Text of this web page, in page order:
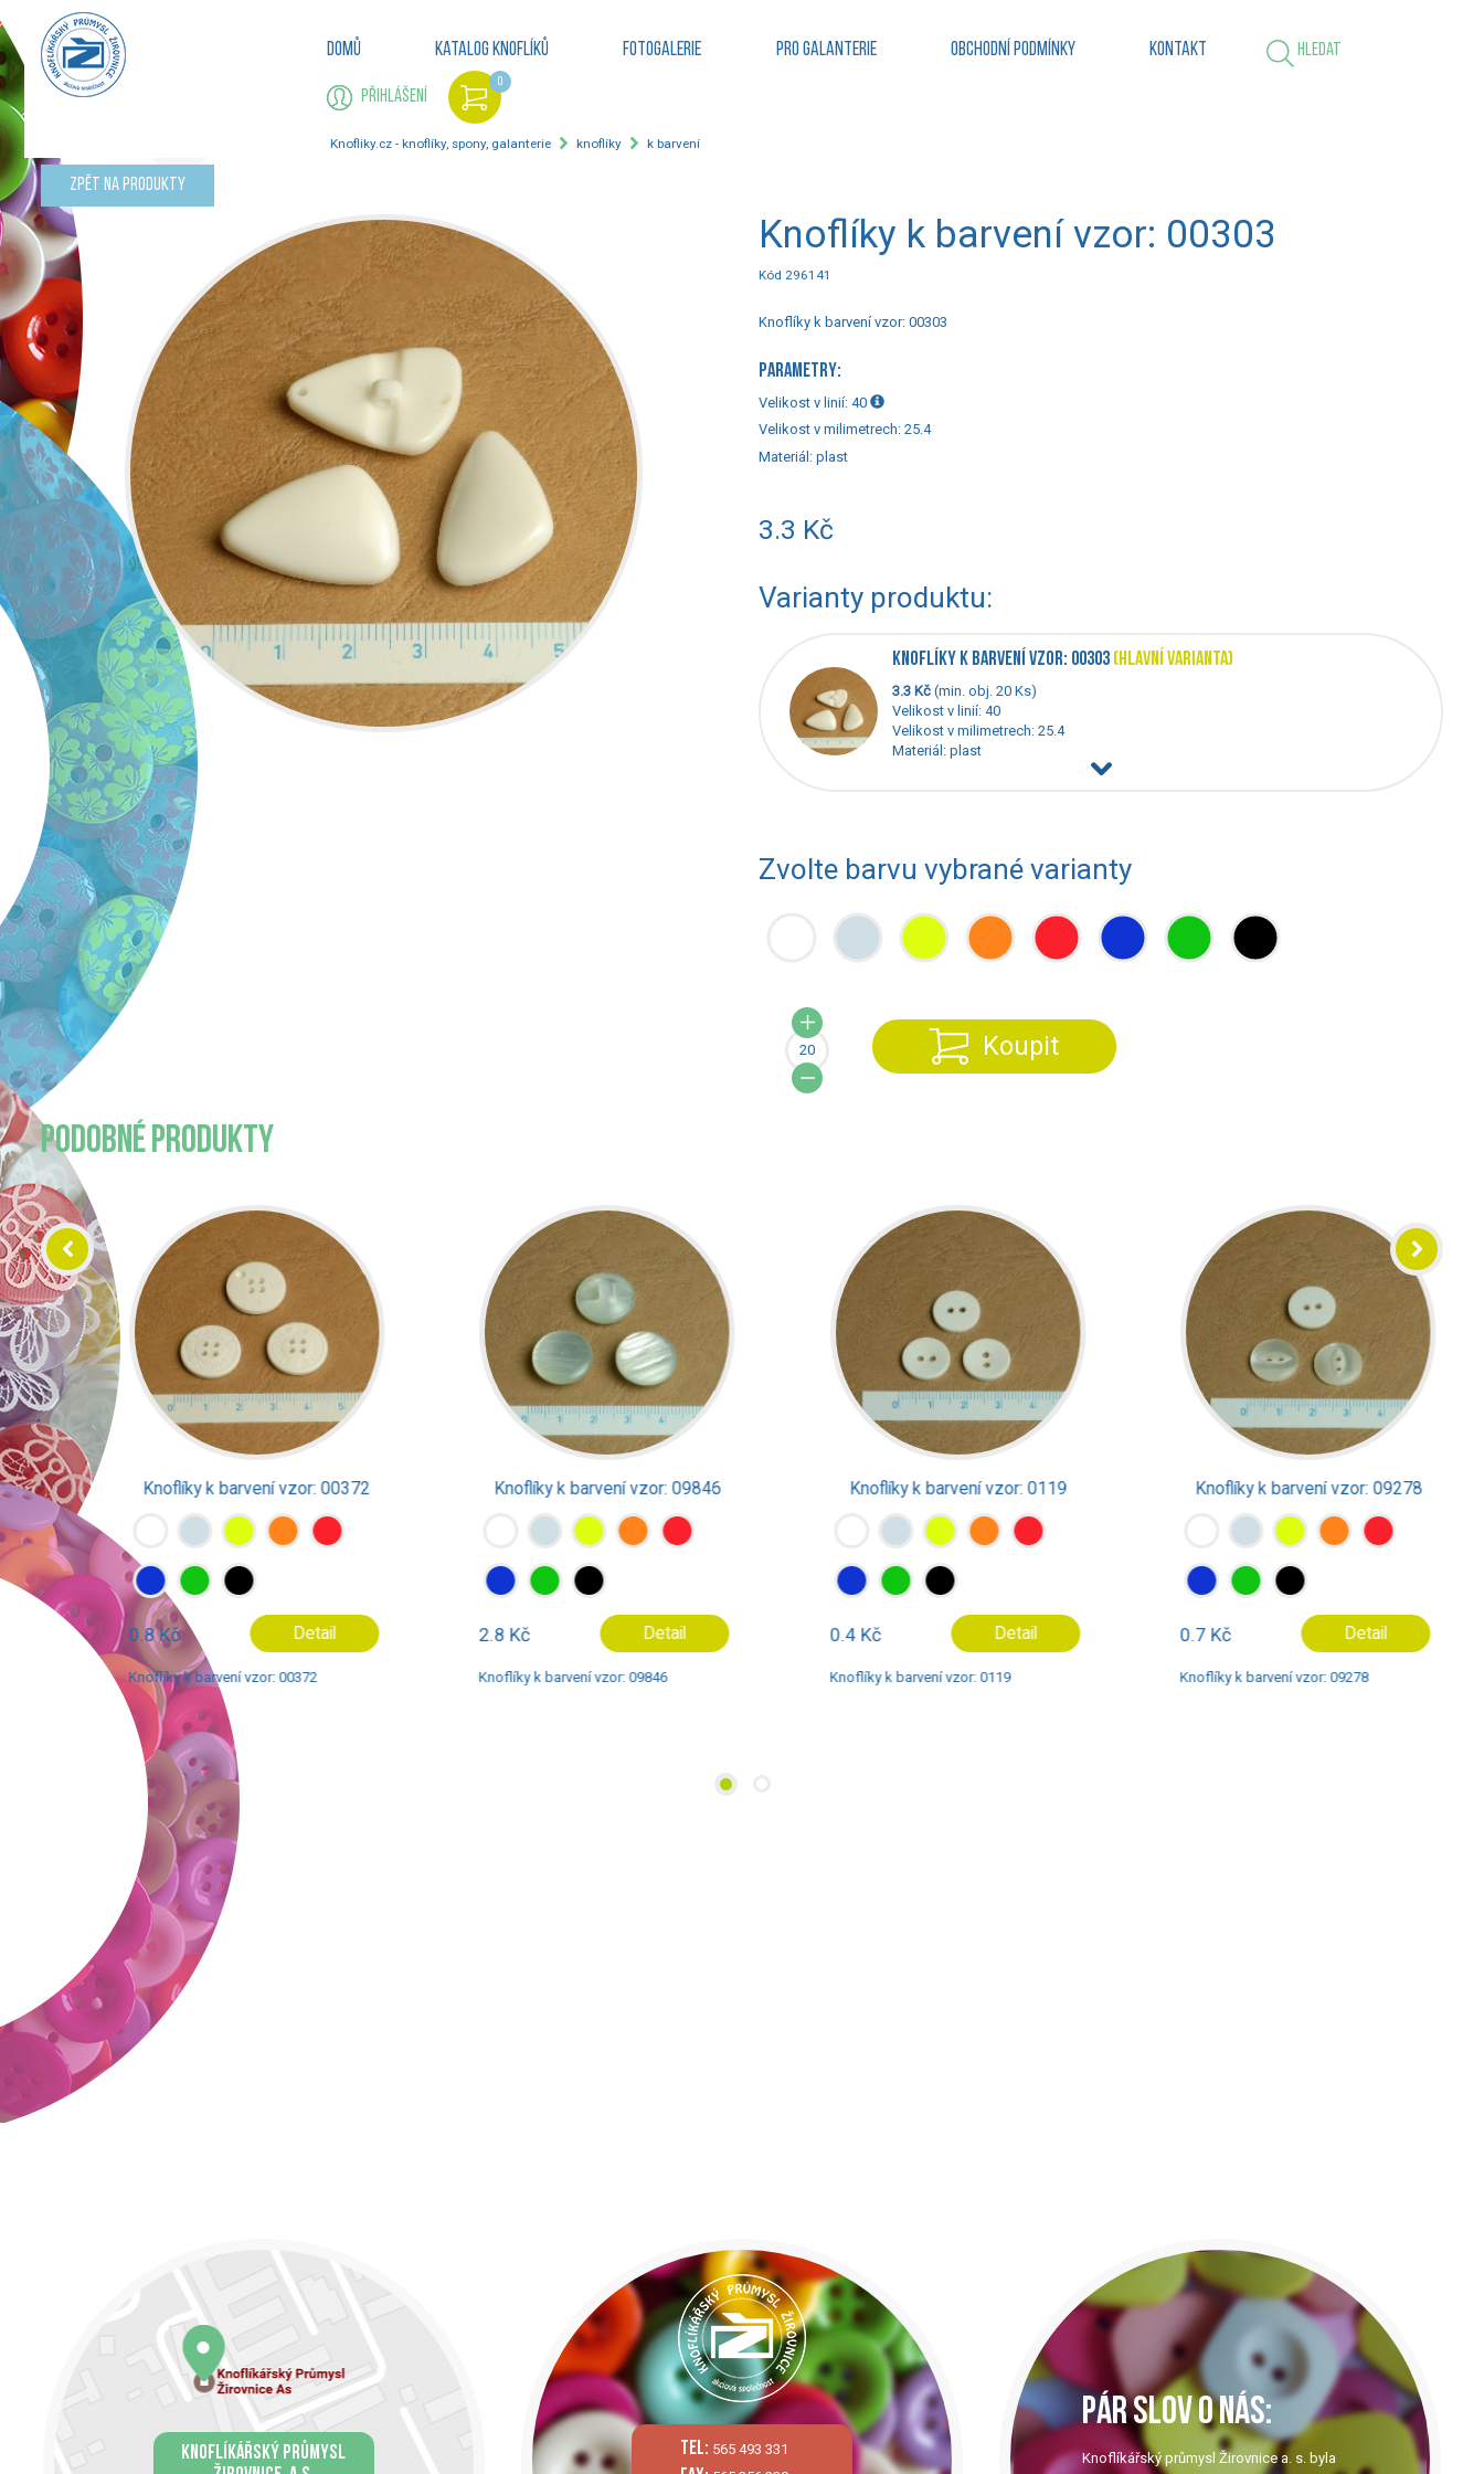
Domů Katalog knoflíků Fotogalerie Pro galanterie Obchodní podmínky Kontakt Hledat
Přihlášení
0
Knofliky.cz - knoflíky, spony, galanterie knoflíky k barvení
Zpět na produkty
Knoflíky k barvení vzor: 00303
Kód 296141
Knoflíky k barvení vzor: 00303
PARAMETRY:
Velikost v linií: 40
Velikost v milimetrech: 25.4
Materiál: plast
3.3 Kč
Varianty produktu:
KNOFLÍKY K BARVENÍ VZOR: 00303 (HLAVNÍ VARIANTA)
3.3 Kč (min. obj. 20 Ks)
Velikost v linií: 40
Velikost v milimetrech: 25.4
Materiál: plast
Zvolte barvu vybrané varianty
Koupit
PODOBNÉ PRODUKTY
Knoflíky k barvení vzor: 00372
0.8 Kč Detail
Knoflíky k barvení vzor: 00372
Knoflíky k barvení vzor: 09846
2.8 Kč Detail
Knoflíky k barvení vzor: 09846
Knoflíky k barvení vzor: 0119
0.4 Kč Detail
Knoflíky k barvení vzor: 0119
Knoflíky k barvení vzor: 09278
0.7 Kč Detail
Knoflíky k barvení vzor: 09278
KNOFLÍKÁŘSKÝ PRŮMYSL
tel: 565 493 331
PÁR SLOV O NÁS:
Knoflíkářský průmysl Žirovnice a. s. byla